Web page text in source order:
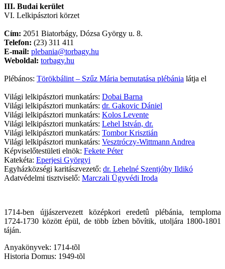
III. Budai kerület
VI. Lelkipásztori körzet
Cím: 2051 Biatorbágy, Dózsa György u. 8.
Telefon: (23) 311 411
E-mail: plebania@torbagy.hu
Weboldal: torbagy.hu
Plébános: Törökbálint – Szűz Mária bemutatása plébánia látja el
Világi lelkipásztori munkatárs: Dobai Barna
Világi lelkipásztori munkatárs: dr. Gakovic Dániel
Világi lelkipásztori munkatárs: Kolos Levente
Világi lelkipásztori munkatárs: Lehel István, dr.
Világi lelkipásztori munkatárs: Tombor Krisztián
Világi lelkipásztori munkatárs: Vesztróczy-Wittmann Andrea
Képviselőtestületi elnök: Fekete Péter
Katekéta: Eperjesi Györgyi
Egyházközségi karitászvezető: dr. Lehelné Szentjóby Ildikó
Adatvédelmi tisztviselő: Marczali Ügyvédi Iroda
1714-ben újjászervezett középkori eredetû plébánia, temploma
1724-1730 között épül, de több ízben bõvítik, utoljára 1800-1801
táján.
Anyakönyvek: 1714-tõl
Historia Domus: 1949-tõl